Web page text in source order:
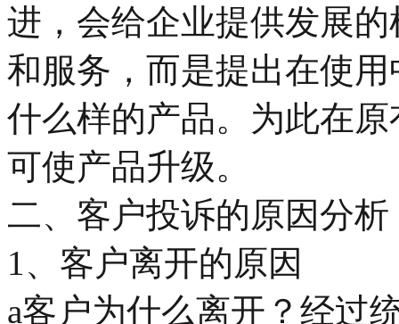
进，会给企业提供发展
和服务，而是提出在使
什么样的产品。为此在
可使产品升级。
二、客户投诉的原因分析
1、客户离开的原因
a客户为什么离开？经过